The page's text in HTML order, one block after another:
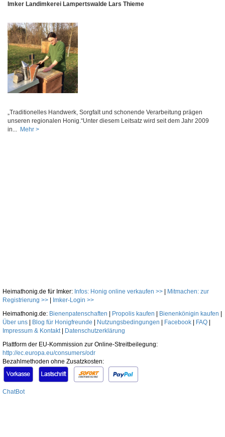
Imker Landimkerei Lampertswalde Lars Thieme
„Traditionelles Handwerk, Sorgfalt und schonende Verarbeitung prägen
unseren regionalen Honig.“Unter diesem Leitsatz wird seit dem Jahr 2009
in... Mehr >
Heimathonig.de für Imker: Infos: Honig online verkaufen >>
Mitmachen: zur
Registrierung >>
Imker-Login >>
Heimathonig.de: Bienenpatenschaften Propolis kaufen Bienenkönigin kaufen
Über uns
Blog für Honigfreunde Nutzungsbedingungen Facebook FAQ
Impressum & Kontakt|
Datenschutzerklärung
Plattform der EU-Kommission zur Online-Streitbeilegung:
http://ec.europa.eu/consumers/odr
Bezahlmethoden ohne Zusatzkosten:
ChatBot